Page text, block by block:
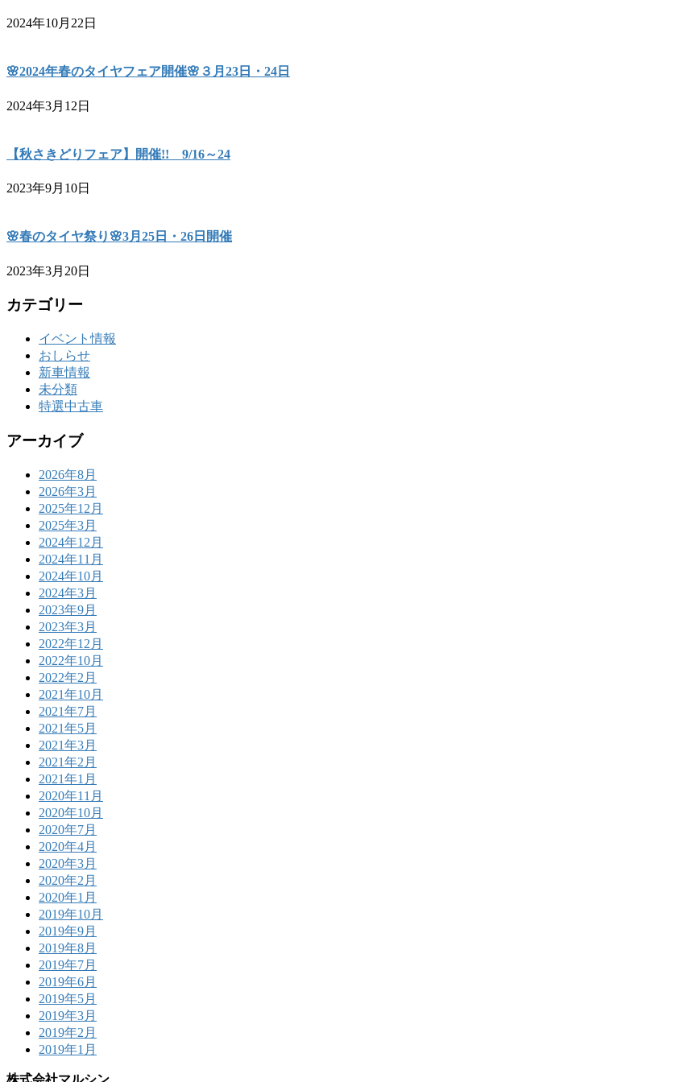
2024年10月22日
🌸2024年春のタイヤフェア開催🌸３月23日・24日
2024年3月12日
【秋さきどりフェア】開催!! 9/16～24
2023年9月10日
🌸春のタイヤ祭り🌸3月25日・26日開催
2023年3月20日
カテゴリー
イベント情報
おしらせ
新車情報
未分類
特選中古車
アーカイブ
2026年8月
2026年3月
2025年12月
2025年3月
2024年12月
2024年11月
2024年10月
2024年3月
2023年9月
2023年3月
2022年12月
2022年10月
2022年2月
2021年10月
2021年7月
2021年5月
2021年3月
2021年2月
2021年1月
2020年11月
2020年10月
2020年7月
2020年4月
2020年3月
2020年2月
2020年1月
2019年10月
2019年9月
2019年8月
2019年7月
2019年6月
2019年5月
2019年3月
2019年2月
2019年1月
株式会社マルシン